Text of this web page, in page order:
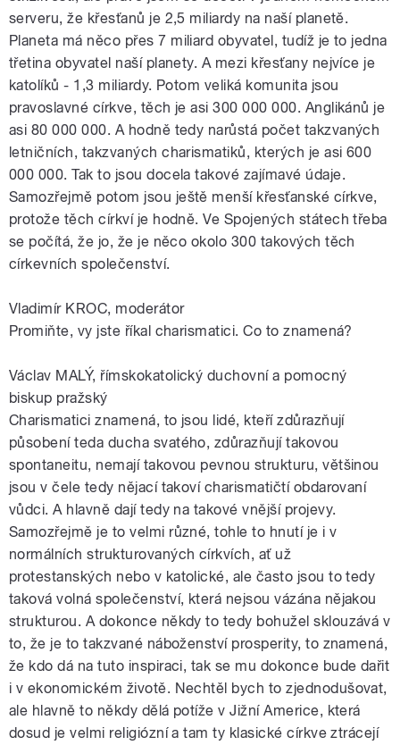
serveru, že křesťanů je 2,5 miliardy na naší planetě.
Planeta má něco přes 7 miliard obyvatel, tudíž je to jedna
třetina obyvatel naší planety. A mezi křesťany nejvíce je
katolíků - 1,3 miliardy. Potom veliká komunita jsou
pravoslavné církve, těch je asi 300 000 000. Anglikánů je
asi 80 000 000. A hodně tedy narůstá počet takzvaných
letničních, takzvaných charismatiků, kterých je asi 600
000 000. Tak to jsou docela takové zajímavé údaje.
Samozřejmě potom jsou ještě menší křesťanské církve,
protože těch církví je hodně. Ve Spojených státech třeba
se počítá, že jo, že je něco okolo 300 takových těch
církevních společenství.
Vladimír KROC, moderátor
Promiňte, vy jste říkal charismatici. Co to znamená?
Václav MALÝ, římskokatolický duchovní a pomocný
biskup pražský
Charismatici znamená, to jsou lidé, kteří zdůrazňují
působení teda ducha svatého, zdůrazňují takovou
spontaneitu, nemají takovou pevnou strukturu, většinou
jsou v čele tedy nějací takoví charismatičtí obdarovaní
vůdci. A hlavně dají tedy na takové vnější projevy.
Samozřejmě je to velmi různé, tohle to hnutí je i v
normálních strukturovaných církvích, ať už
protestanských nebo v katolické, ale často jsou to tedy
taková volná společenství, která nejsou vázána nějakou
strukturou. A dokonce někdy to tedy bohužel sklouzává v
to, že je to takzvané náboženství prosperity, to znamená,
že kdo dá na tuto inspiraci, tak se mu dokonce bude dařit
i v ekonomickém životě. Nechtěl bych to zjednodušovat,
ale hlavně to někdy dělá potíže v Jižní Americe, která
dosud je velmi religiózní a tam ty klasické církve ztrácejí